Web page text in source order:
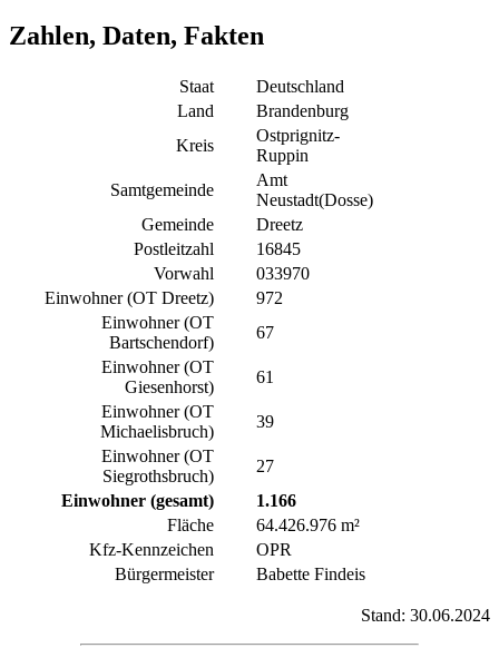
Zahlen, Daten, Fakten
Staat
Deutschland
Land
Brandenburg
Kreis
Ostprignitz-
Ruppin
Samtgemeinde
Amt
Neustadt(Dosse)
Gemeinde
Dreetz
Postleitzahl
16845
Vorwahl
033970
Einwohner (OT Dreetz)
972
Einwohner (OT
Bartschendorf)
67
Einwohner (OT
Giesenhorst)
61
Einwohner (OT
Michaelisbruch)
39
Einwohner (OT
Siegrothsbruch)
27
Einwohner (gesamt)
1.166
Fläche
64.426.976 m²
Kfz-Kennzeichen
OPR
Bürgermeister
Babette Findeis
Stand: 30.06.2024